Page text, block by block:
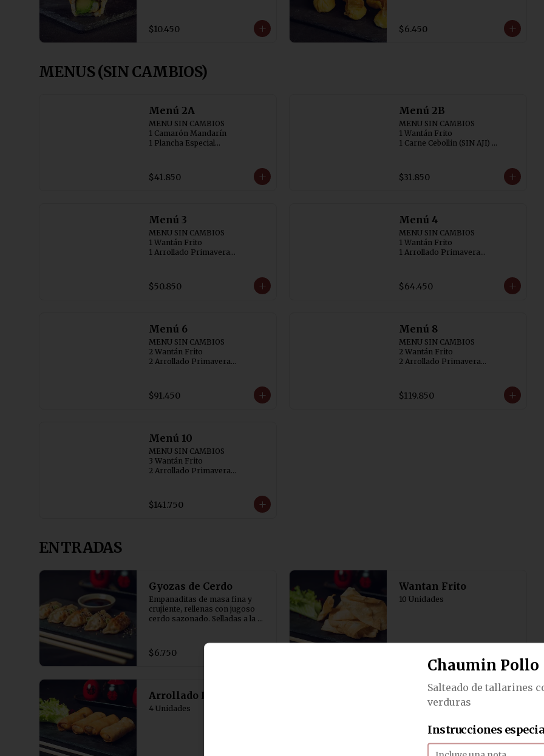
$10.450 $6.450
MENUS (SIN CAMBIOS)
Menú 2A
MENU SIN CAMBIOS
1 Camarón Mandarín
1 Plancha Especial
$41.850
Menú 2B
MENU SIN CAMBIOS
1 Wantán Frito
1 Carne Cebollin (SIN AJI)
$31.850
Menú 3
MENU SIN CAMBIOS
1 Wantán Frito
1 Arrollado Primavera
1 Pollo Chitén
3 Arroz Chaufán
$50.850
Menú 4
MENU SIN CAMBIOS
1 Wantán Frito
1 Arrollado Primavera
1 Pollo con  Champiñon
1 Arrollado de Marisco
$64.450
Menú 6
MENU SIN CAMBIOS
2 Wantán Frito
2 Arrollado Primavera
1 Costillar Cantonés
1 Chapsui Especial
$91.450
Menú 8
MENU SIN CAMBIOS
2 Wantán Frito
2 Arrollado Primavera
1 Costillar Cantonés
1 Chapsui Especial
$119.850
Menú 10
MENU SIN CAMBIOS
3 Wantán Frito
2 Arrollado Primavera
1 Costillar Cantones
1 Chapsui Especial
$141.750
ENTRADAS
Gyozas de Cerdo
Empanaditas de masa fina y
crujiente, rellenas con jugoso
cerdo sazonado. Selladas a la
crocante. Acompañadas de salsa
de soya con un toque de vinagre.
$6.750
Wantan Frito
10 Unidades
Arrollado Primavera
4 Unidades
Camarón Mandarín
4 Unidades de empanaditas de
Chaumin Pollo
Salteado de tallarines
verduras
Instrucciones